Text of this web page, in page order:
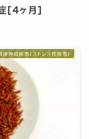
[4ヶ月]
律神経疾患(ストレス性疾患)